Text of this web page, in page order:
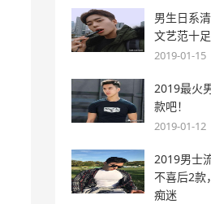
男生日系
文艺范十足
2019-01-15
2019最火
款吧！
2019-01-12
2019男士
不喜后2款
痴迷